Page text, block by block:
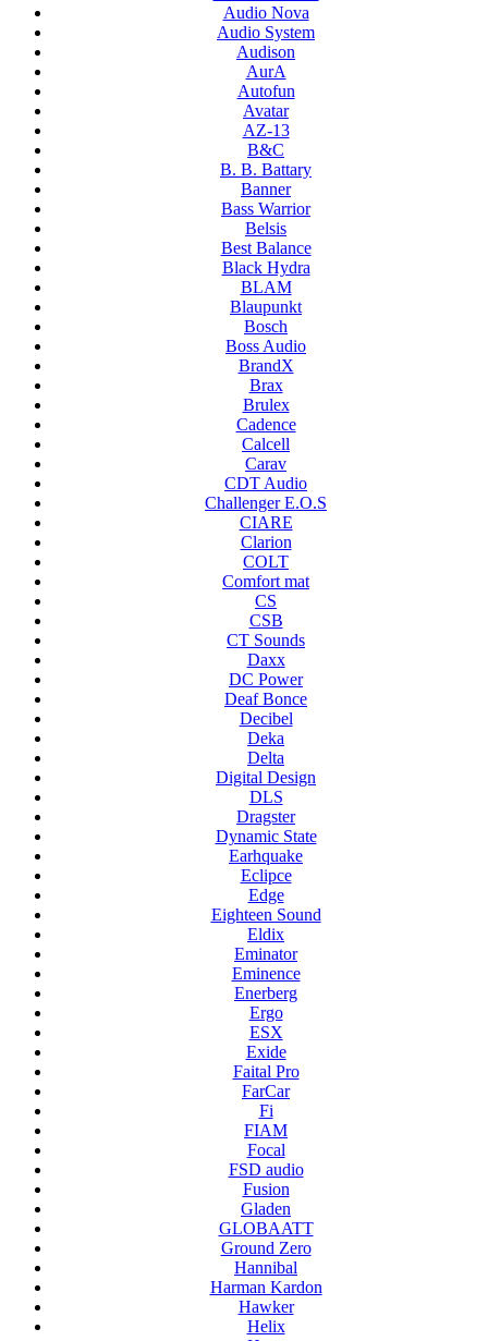
Audio Nova
Audio System
Audison
AurA
Autofun
Avatar
AZ-13
B&C
B. B. Battary
Banner
Bass Warrior
Belsis
Best Balance
Black Hydra
BLAM
Blaupunkt
Bosch
Boss Audio
BrandX
Brax
Brulex
Cadence
Calcell
Carav
CDT Audio
Challenger E.O.S
CIARE
Clarion
COLT
Comfort mat
CS
CSB
CT Sounds
Daxx
DC Power
Deaf Bonce
Decibel
Deka
Delta
Digital Design
DLS
Dragster
Dynamic State
Earhquake
Eclipce
Edge
Eighteen Sound
Eldix
Eminator
Eminence
Enerberg
Ergo
ESX
Exide
Faital Pro
FarCar
Fi
FIAM
Focal
FSD audio
Fusion
Gladen
GLOBAATT
Ground Zero
Hannibal
Harman Kardon
Hawker
Helix